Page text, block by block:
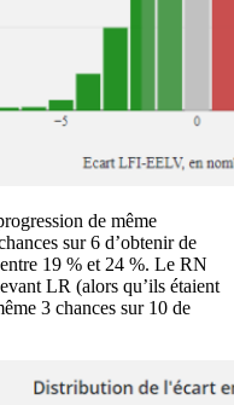
de même
sur 6 d’obtenir de
19 % et 24 %. Le RN
LR (alors qu’ils étaient
3 chances sur 10 de